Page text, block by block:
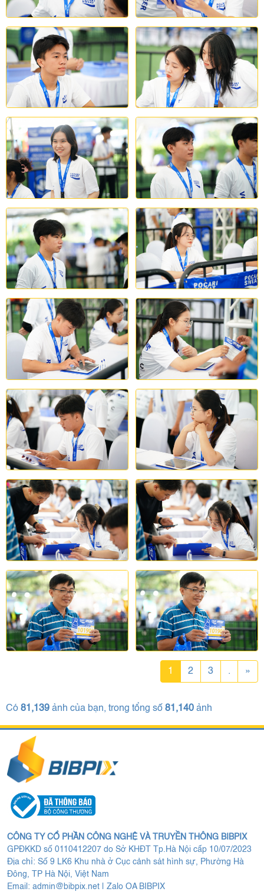
1 2 3 . »
Có 81,139 ảnh của bạn, trong tổng số 81,140 ảnh
CÔNG TY CỔ PHẦN CÔNG NGHỆ VÀ TRUYỀN THÔNG BIBPIX
GPĐKKD số 0110412207 do Sở KHĐT Tp.Hà Nội cấp 10/07/2023
Địa chỉ: Số 9 LK6 Khu nhà ở Cục cảnh sát hình sự, Phường Hà
Đông, TP Hà Nội, Việt Nam
Email: admin@bibpix.net Zalo OA BIBPIX